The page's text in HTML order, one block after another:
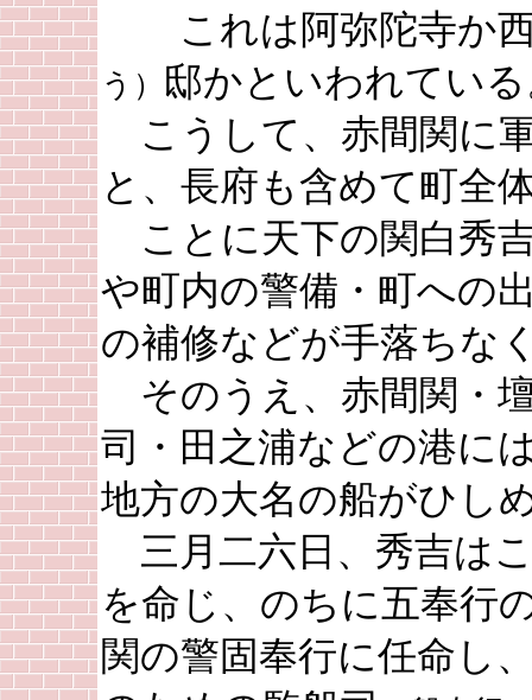
これは阿弥陀寺か
う） 邸かといわれてい
こうして、赤間関に
と、長府も含めて町全
ことに天下の関白秀
や町内の警備・町への
の補修などが手落ちな
そのうえ、赤間関・
司・田之浦などの港に
地方の大名の船がひし
三月二六日、秀吉は
を命じ、のちに五奉行
関の警固奉行に任命し